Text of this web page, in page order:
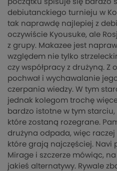
początku spisuje się bardzo
debiutanckiego turnieju w
tak naprawdę najlepiej z
oczywiście Kyousuke, ale
z grupy. Makazee jest
względem nie tylko
czy współpracy z drużyną. Z
pochwał i wychawalanie
czerpania wiedzy. W tym
jednak kolegom trochę
bardzo istotne w tym
które zostaną rozegrane.
drużyna odpada, więc raczej
które grają najczęściej.
Mirage i szczerze mówiąc,
jakieś alternatywy. Rywale